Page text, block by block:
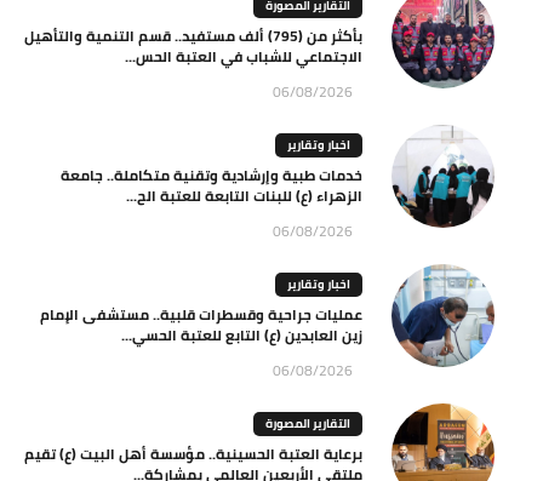
التقارير المصورة
بأكثر من (795) ألف مستفيد.. قسم التنمية والتأهيل
الاجتماعي للشباب في العتبة الحس...
06/08/2026
اخبار وتقارير
خدمات طبية وإرشادية وتقنية متكاملة.. جامعة
الزهراء (ع) للبنات التابعة للعتبة الح...
06/08/2026
اخبار وتقارير
عمليات جراحية وقسطرات قلبية.. مستشفى الإمام
زين العابدين (ع) التابع للعتبة الحسي...
06/08/2026
التقارير المصورة
برعاية العتبة الحسينية.. مؤسسة أهل البيت (ع) تقيم
ملتقى الأربعين العالمي بمشاركة...